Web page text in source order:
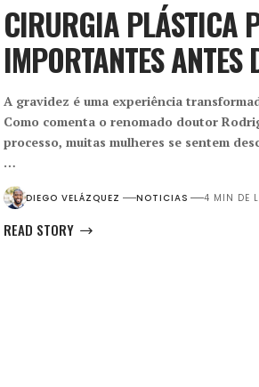
CIRURGIA PLÁSTICA
IMPORTANTES
A gravidez é uma experiência
Como comenta o renomado doutor
processo, muitas mulheres se sentem
…
DIEGO VELÁZQUEZ NOTICIAS 4 MIN DE
READ STORY